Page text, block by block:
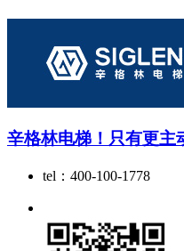
辛格林电梯！只有更主
tel：400-100-1778